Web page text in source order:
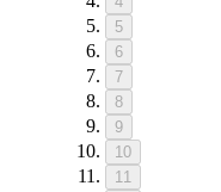
5
6
7
8
9
10
11